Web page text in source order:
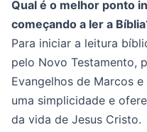
Qual é o melhor ponto
começando a ler a
Para iniciar a leitura
pelo Novo Testamento,
Evangelhos de Marcos
uma simplicidade e
da vida de Jesus Cristo.